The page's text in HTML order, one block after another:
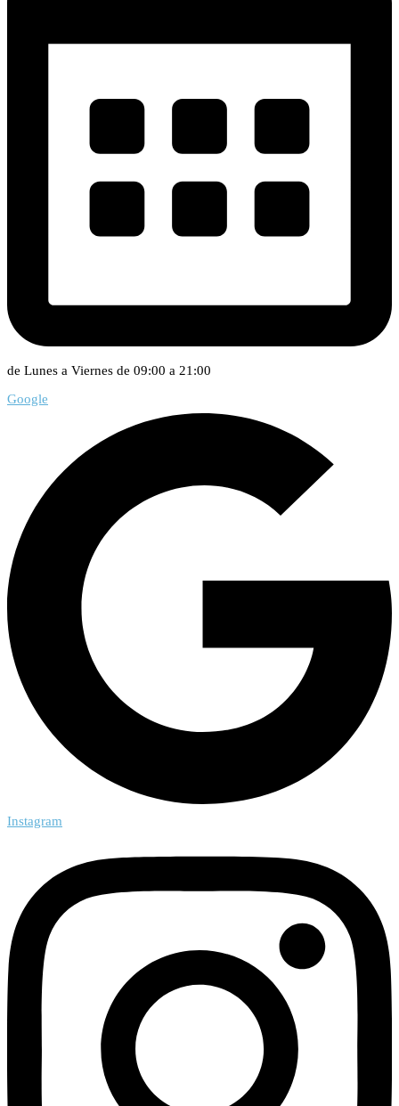
de Lunes a Viernes de 09:00 a 21:00
Google
Instagram